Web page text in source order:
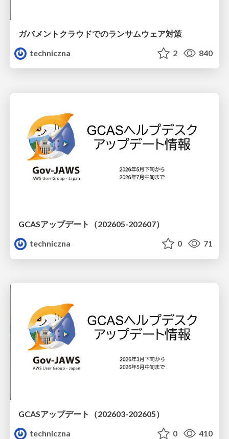
ガバメントクラウドでのランサムウェア対策
techniczna
2 840
GCASアップデート（202605-202607）
techniczna
0 71
GCASアップデート（202603-202605）
techniczna
0 410